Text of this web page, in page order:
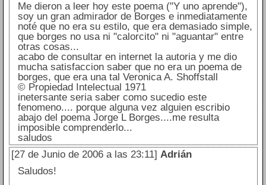
Me dieron a leer hoy este poema ("Y uno aprende"),
soy un gran admirador de Borges e inmediatamente
noté que no era su estilo, que era demasiado simple,
que borges no usa ni "calorcito" ni "aguantar" entre
otras cosas...
acabo de consultar en internet la autoria y me dio
mucha satisfaccion saber que no era un poema de
borges, que era una tal Veronica A. Shoffstall
© Propiedad Intelectual 1971
inetersante seria saber como sucedio este
fenomeno.... porque alguna vez alguien escribio
abajo del poema Jorge L Borges....me resulta
imposible comprenderlo...
saludos
[27 de Junio de 2006 a las 23:11] Adrián
Saludos!